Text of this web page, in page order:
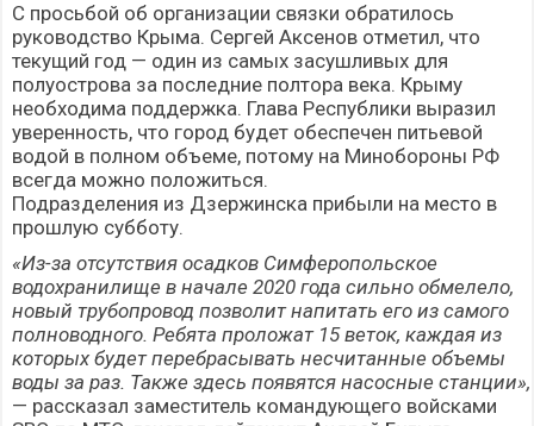
С просьбой об организации связки обратилось
руководство Крыма. Сергей Аксенов отметил, что
текущий год — один из самых засушливых для
полуострова за последние полтора века. Крыму
необходима поддержка. Глава Республики выразил
уверенность, что город будет обеспечен питьевой
водой в полном объеме, потому на Минобороны РФ
всегда можно положиться.
Подразделения из Дзержинска прибыли на место в
прошлую субботу.
«Из-за отсутствия осадков Симферопольское
водохранилище в начале 2020 года сильно обмелело,
новый трубопровод позволит напитать его из самого
полноводного. Ребята проложат 15 веток, каждая из
которых будет перебрасывать несчитанные объемы
воды за раз. Также здесь появятся насосные станции»,
— рассказал заместитель командующего войсками